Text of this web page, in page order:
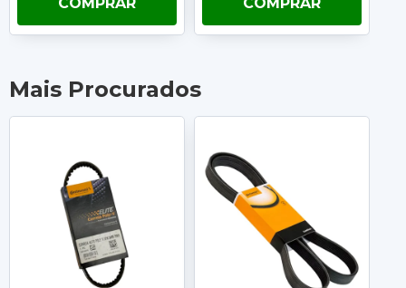
Mais Procurados